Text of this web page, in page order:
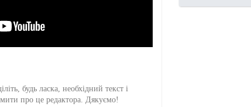
будь ласка, необхідний текст і
про це редактора. Дякуємо!